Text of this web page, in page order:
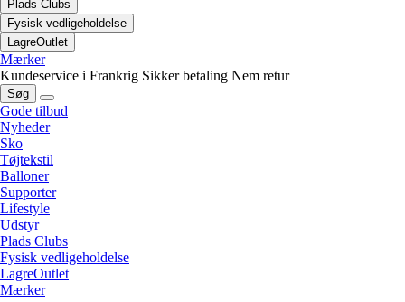
Plads Clubs
Fysisk vedligeholdelse
LagreOutlet
Mærker
Kundeservice i Frankrig Sikker betaling Nem retur
Søg
Gode tilbud
Nyheder
Sko
Tøjtekstil
Balloner
Supporter
Lifestyle
Udstyr
Plads Clubs
Fysisk vedligeholdelse
LagreOutlet
Mærker